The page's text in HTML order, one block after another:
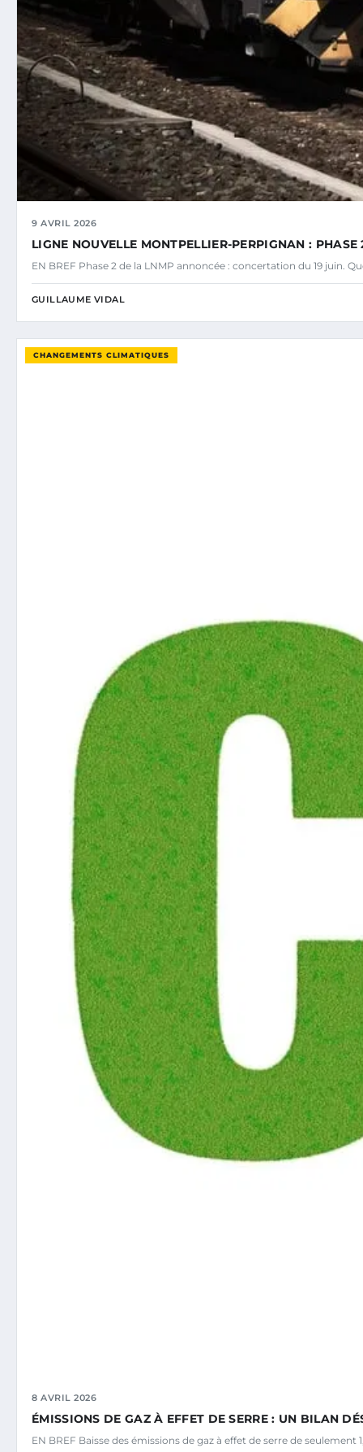
9 AVRIL 2026
LIGNE NOUVELLE MONTPELLIER-PERPIGNAN :
EN BREF Phase 2 de la LNMP annoncée : concertation du 19 juin.
GUILLAUME VIDAL
CHANGEMENTS CLIMATIQUES
8 AVRIL 2026
ÉMISSIONS DE GAZ À EFFET DE SERRE : UN BILAN
EN BREF Baisse des émissions de gaz à effet de serre de seulement